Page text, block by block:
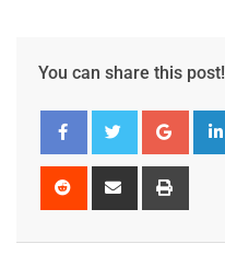
You can share this post!